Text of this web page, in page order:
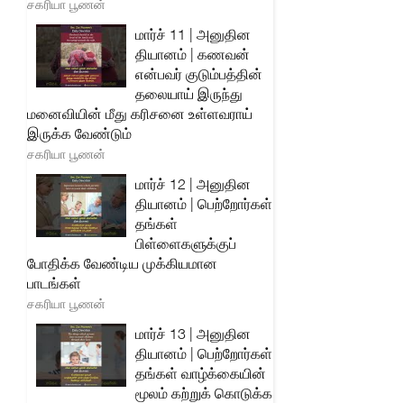
சகரியா பூணன்
மார்ச் 11 | அனுதின
தியானம் | கணவன்
என்பவர் குடும்பத்தின்
தலையாய் இருந்து
மனைவியின் மீது கரிசனை உள்ளவராய்
இருக்க வேண்டும்
சகரியா பூணன்
மார்ச் 12 | அனுதின
தியானம் | பெற்றோர்கள்
தங்கள்
பிள்ளைகளுக்குப்
போதிக்க வேண்டிய முக்கியமான
பாடங்கள்
சகரியா பூணன்
மார்ச் 13 | அனுதின
தியானம் | பெற்றோர்கள்
தங்கள் வாழ்க்கையின்
மூலம் கற்றுக் கொடுக்க